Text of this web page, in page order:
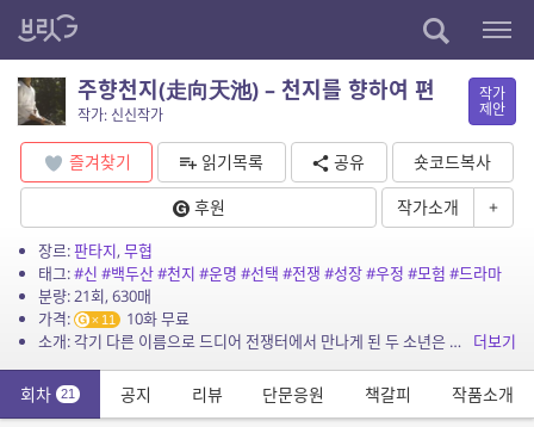
주향천지(走向天池) – 천지를 향하여 편
작가: 신신작가
작가
제안
즐겨찾기 읽기목록 공유
숏코드복사
후원
작가소개 +
장르:판타지,무협
태그:#신 #백두산#천지 #운명 #선택 #전쟁 #성장#우정 #모험 #드라마
분량: 21회, 630매
가격:
11
10화 무료
소개: 각기 다른 이름으로 드디어 전쟁터에서 만나게 된 두 소년은 신을 만나기 위해 백두산 천지로 향하며 서로에 대해 알게 된다. 신은 그들의 질문에 어떤 대답을 해줄까….
더보기
회차 21 공지 리뷰 단문응원 책갈피 작품소개